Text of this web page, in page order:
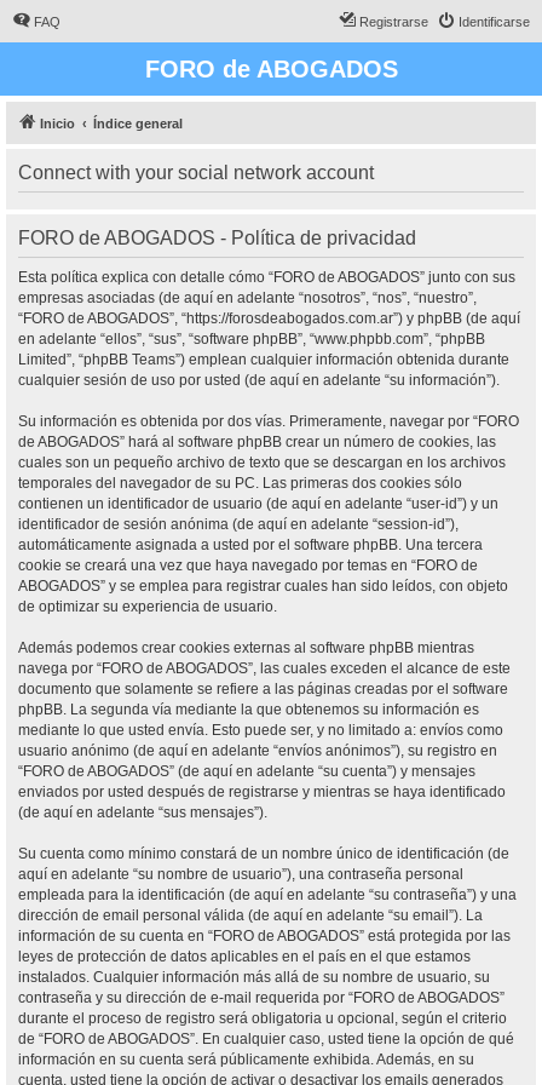
FAQ Identificarse
Registrarse
FORO de ABOGADOS
Inicio Índice general
Connect with your social network account
FORO de ABOGADOS - Política de privacidad
Esta política explica con detalle cómo “FORO de ABOGADOS” junto con sus
empresas asociadas (de aquí en adelante “nosotros”, “nos”, “nuestro”,
“FORO de ABOGADOS”, “https://forosdeabogados.com.ar”) y phpBB (de aquí
en adelante “ellos”, “sus”, “software phpBB”, “www.phpbb.com”, “phpBB
Limited”, “phpBB Teams”) emplean cualquier información obtenida durante
cualquier sesión de uso por usted (de aquí en adelante “su información”).
Su información es obtenida por dos vías. Primeramente, navegar por “FORO
de ABOGADOS” hará al software phpBB crear un número de cookies, las
cuales son un pequeño archivo de texto que se descargan en los archivos
temporales del navegador de su PC. Las primeras dos cookies sólo
contienen un identificador de usuario (de aquí en adelante “user-id”) y un
identificador de sesión anónima (de aquí en adelante “session-id”),
automáticamente asignada a usted por el software phpBB. Una tercera
cookie se creará una vez que haya navegado por temas en “FORO de
ABOGADOS” y se emplea para registrar cuales han sido leídos, con objeto
de optimizar su experiencia de usuario.
Además podemos crear cookies externas al software phpBB mientras
navega por “FORO de ABOGADOS”, las cuales exceden el alcance de este
documento que solamente se refiere a las páginas creadas por el software
phpBB. La segunda vía mediante la que obtenemos su información es
mediante lo que usted envía. Esto puede ser, y no limitado a: envíos como
usuario anónimo (de aquí en adelante “envíos anónimos”), su registro en
“FORO de ABOGADOS” (de aquí en adelante “su cuenta”) y mensajes
enviados por usted después de registrarse y mientras se haya identificado
(de aquí en adelante “sus mensajes”).
Su cuenta como mínimo constará de un nombre único de identificación (de
aquí en adelante “su nombre de usuario”), una contraseña personal
empleada para la identificación (de aquí en adelante “su contraseña”) y una
dirección de email personal válida (de aquí en adelante “su email”). La
información de su cuenta en “FORO de ABOGADOS” está protegida por las
leyes de protección de datos aplicables en el país en el que estamos
instalados. Cualquier información más allá de su nombre de usuario, su
contraseña y su dirección de e-mail requerida por “FORO de ABOGADOS”
durante el proceso de registro será obligatoria u opcional, según el criterio
de “FORO de ABOGADOS”. En cualquier caso, usted tiene la opción de qué
información en su cuenta será públicamente exhibida. Además, en su
cuenta, usted tiene la opción de activar o desactivar los emails generados